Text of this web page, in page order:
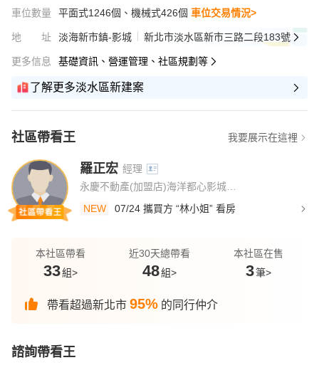
車位數量 平面式1246個、機械式426個 車位交易情況>
地址 淡海新市鎮-影城 新北市淡水區新市三路二段183號
更多信息 基礎資訊、營運管理、社區規劃等
了解更多淡水區新建案
社區帶看王 我要展示在這裡
羅正宏 經理
NEW
07/24 攜買方 “林小姐” 看房
本社區帶看
33組>
近30天總帶看
48組>
本社區在售
3筆>
帶看超過新北市 95% 的同行仲介
諮詢帶看王